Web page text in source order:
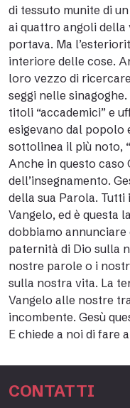
di tessuto munite di
ai quattro angoli della
portava. Ma
interiore delle cose.
loro vezzo di
seggi nelle
titoli “accademici” e
esigevano dal popolo
sottolinea il più noto,
Anche in questo caso
dell’insegnamento.
della sua Parola.
Vangelo, ed è questa
dobbiamo annunciare
paternità di Dio sulla
nostre parole o i
sulla nostra vita. La
Vangelo alle nostre
incombente. Gesù
E chiede a noi di fare
CONTATTI